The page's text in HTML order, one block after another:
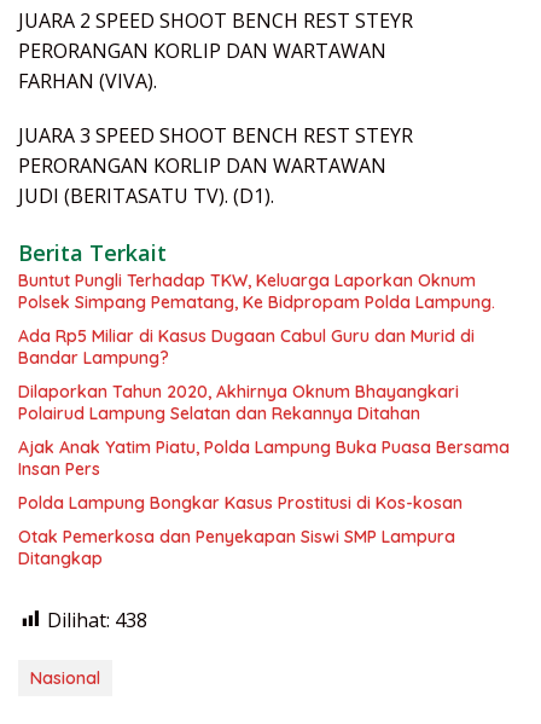
JUARA 2 SPEED SHOOT BENCH REST STEYR
PERORANGAN KORLIP DAN WARTAWAN
FARHAN (VIVA).
JUARA 3 SPEED SHOOT BENCH REST STEYR
PERORANGAN KORLIP DAN WARTAWAN
JUDI (BERITASATU TV). (D1).
Berita Terkait
Buntut Pungli Terhadap TKW, Keluarga Laporkan Oknum
Polsek Simpang Pematang, Ke Bidpropam Polda Lampung.
Ada Rp5 Miliar di Kasus Dugaan Cabul Guru dan Murid di
Bandar Lampung?
Dilaporkan Tahun 2020, Akhirnya Oknum Bhayangkari
Polairud Lampung Selatan dan Rekannya Ditahan
Ajak Anak Yatim Piatu, Polda Lampung Buka Puasa Bersama
Insan Pers
Polda Lampung Bongkar Kasus Prostitusi di Kos-kosan
Otak Pemerkosa dan Penyekapan Siswi SMP Lampura
Ditangkap
Dilihat: 438
Nasional